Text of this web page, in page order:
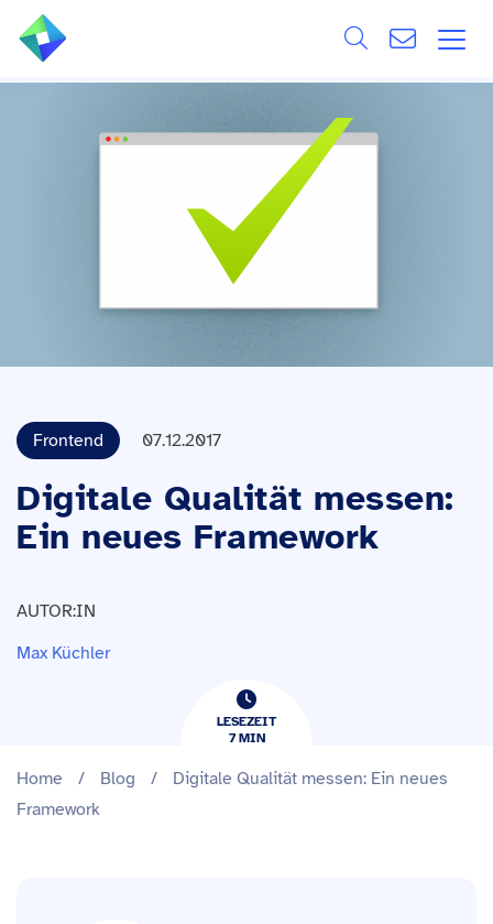
WISSEN & EVENTS
Frontend 07.12.2017
Digitale Qualität messen:
Ein neues Framework
AUTOR:IN
Max Küchler
LESEZEIT
7​​MIN
Home / Blog /
Digitale Qualität messen: Ein neues
Framework